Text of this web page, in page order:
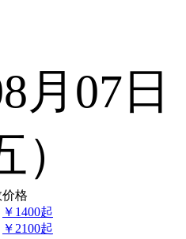
月07日
）
价格
￥1400起
￥2100起